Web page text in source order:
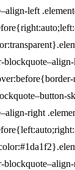
left
right